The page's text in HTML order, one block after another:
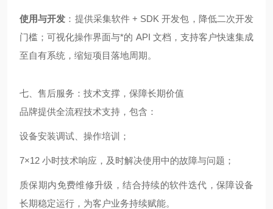
使用与开发 ：提供采集软件 + SDK 开发包，降低二次开发
门槛；可视化操作界面与*的 API 文档，支持客户快速集成
至自有系统，缩短项目落地周期。
七、售后服务：技术支撑，保障长期价值
品牌提供全流程技术支持，包含：
设备安装调试、操作培训；
7×12 小时技术响应，及时解决使用中的故障与问题；
质保期内免费维修升级，结合持续的软件迭代，保障设备
长期稳定运行，为客户业务持续赋能。